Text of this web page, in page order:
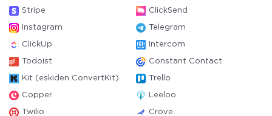
Stripe ClickSend
Instagram Telegram
ClickUp Intercom
Todoist Constant Contact
Kit (eskiden ConvertKit) Trello
Copper Leeloo
Twilio Crove